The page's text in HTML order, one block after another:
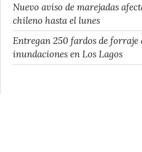
Nuevo aviso de marejadas
chileno hasta el lunes
Entregan 250 fardos de
inundaciones en Los Lagos